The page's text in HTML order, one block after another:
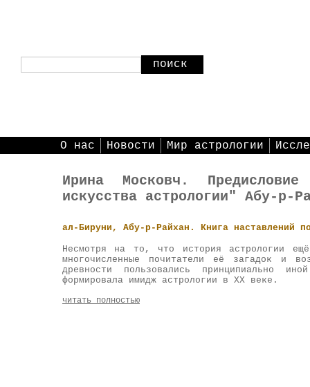
поиск
О нас Новости Мир астрологии
Ирина Московч.
искусства астрологии" Абу-р-
ал-Бируни, Абу-р-Райхан. Книга наставлений
Несмотря на то, что история астрологии
многочисленные почитатели её загадок и
древности пользовались принципиально
формировала имидж астрологии в XX веке.
читать полностью